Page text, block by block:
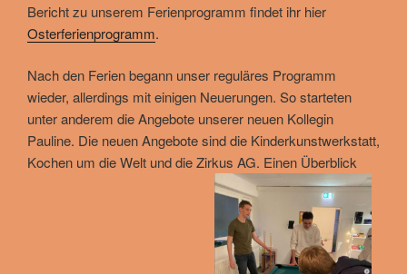
Bericht zu unserem Ferienprogramm findet ihr hier
Osterferienprogramm.
Nach den Ferien begann unser reguläres Programm
wieder, allerdings mit einigen Neuerungen. So starteten
unter anderem die Angebote unserer neuen Kollegin
Pauline. Die neuen Angebote sind die Kinderkunstwerkstatt,
Kochen um die Welt und die Zirkus AG. Einen Überblick